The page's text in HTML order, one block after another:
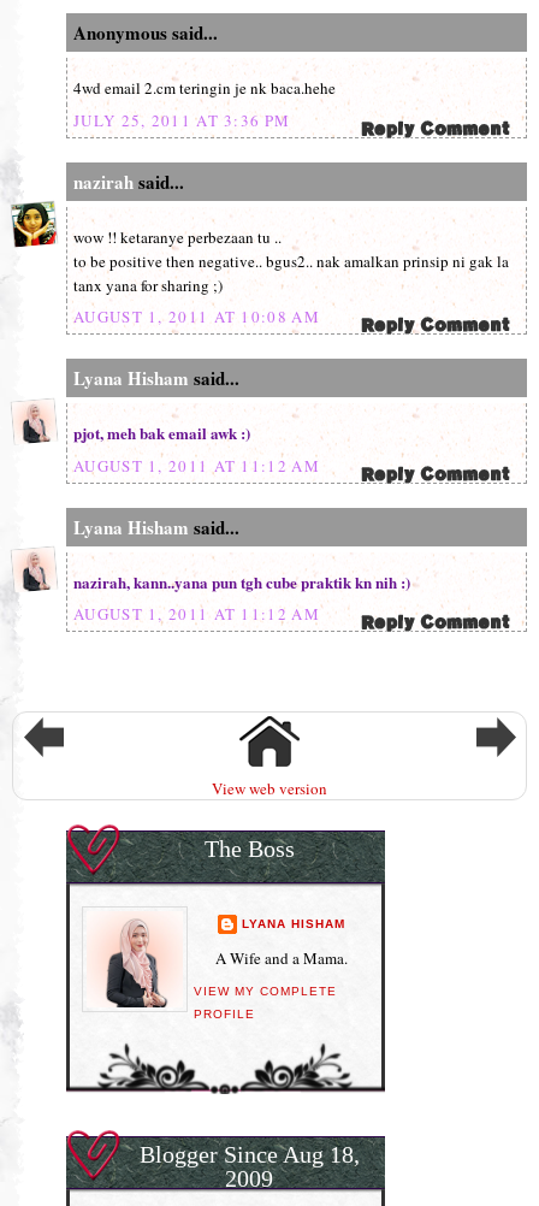
Anonymous said...
4wd email 2.cm teringin je nk baca.hehe
JULY 25, 2011 AT 3:36 PM
nazirahsaid...
wow !! ketaranye perbezaan tu ..
to be positive then negative.. bgus2.. nak amalkan prinsip ni gak la
tanx yana for sharing ;)
AUGUST 1, 2011 AT 10:08 AM
Lyana Hisham said...
pjot, meh bak email awk :)
AUGUST 1, 2011 AT 11:12 AM
Lyana Hisham said...
nazirah, kann..yana pun tgh cube praktik kn nih :)
AUGUST 1, 2011 AT 11:12 AM
View web version
The Boss
LYANA HISHAM
A Wife and a Mama.
VIEW MY COMPLETE
PROFILE
Blogger Since Aug 18,
2009